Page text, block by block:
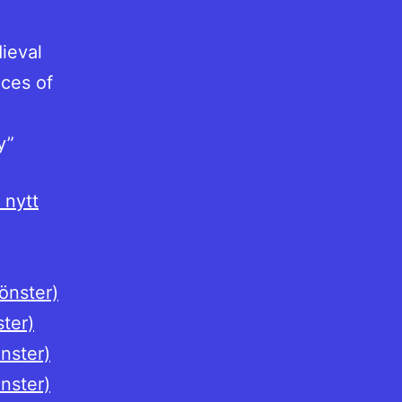
of
nytt